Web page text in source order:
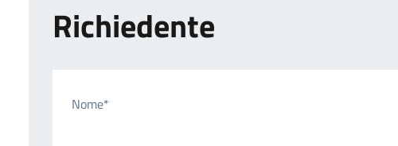
Richiedente
Nome*